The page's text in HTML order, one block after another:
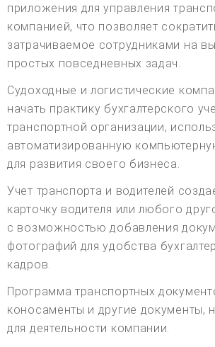
приложения для управления
компанией, что позволяет
затрачиваемое сотрудниками на
простых повседневных задач.
Судоходные и логистические
начать практику бухгалтерского
транспортной организации,
автоматизированную
для развития своего бизнеса.
Учет транспорта и водителей
карточку водителя или любого
с возможностью добавления
фотографий для удобства
кадров.
Программа транспортных
коносаменты и другие документы,
для деятельности компании.